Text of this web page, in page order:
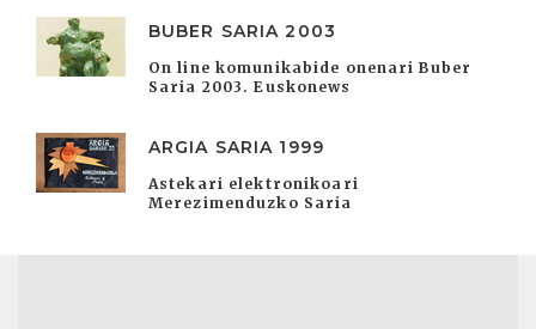
BUBER SARIA 2003
On line komunikabide onenari Buber
Saria 2003. Euskonews
ARGIA SARIA 1999
Astekari elektronikoari
Merezimenduzko Saria